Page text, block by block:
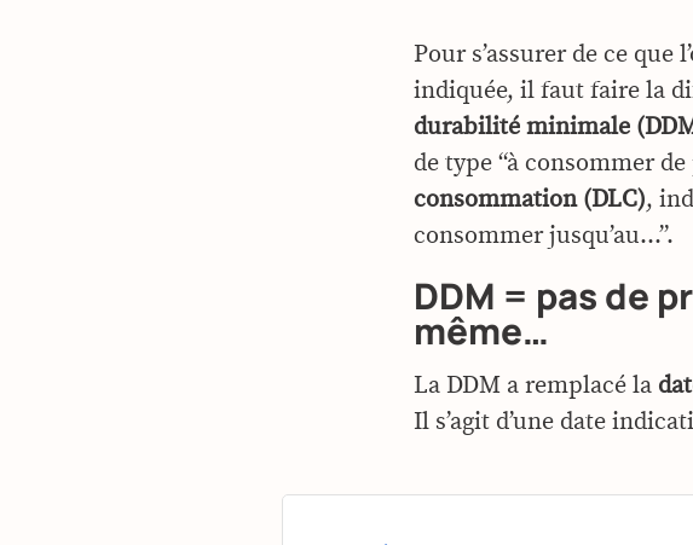
Pour s’assurer de ce que
indiquée, il faut faire la
durabilité minimale
de type “à consommer
consommation (DLC),
consommer jusqu’au…”.
DDM = pas de
même…
La DDM a remplacé la
Il s’agit d’une date